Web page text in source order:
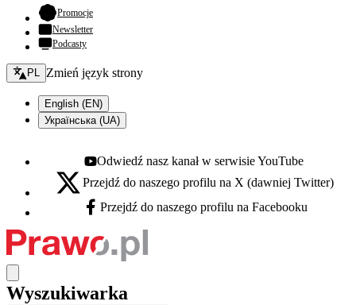
Promocje- otwiera się w nowej karcie
Newsletter
Podcasty
Zmień język - bieżący:
PL Zmień język strony
English (EN)
Українська (UA)
Youtube - otwiera się w nowej karcie
Odwiedź nasz kanał w serwisie YouTube
X - otwiera się w nowej karcie
Przejdź do naszego profilu na X (dawniej Twitter)
Facebook - otwiera się w nowej karcie
Przejdź do naszego profilu na Facebooku
Wyszukiwarka